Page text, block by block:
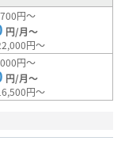
円～
円/月～
円～
円～
円/月～
円～